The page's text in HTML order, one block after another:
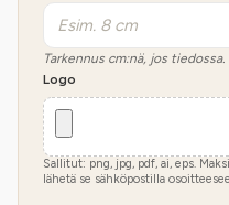
Tarkennus cm:nä, jos tiedossa.
Logo
Sallitut: png, jpg, pdf, ai, eps.
lähetä se sähköpostilla